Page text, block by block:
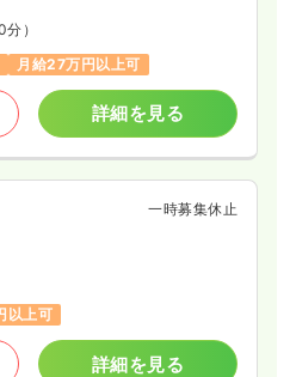
分）
月給27万円以上可
詳細を見る
一時募集休止
以上可
詳細を見る